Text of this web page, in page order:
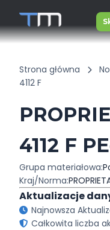
Strona główna
4112 F
4112 F
Grupa materiałowa:
Kraj/Norma:
Aktualizacje
Najnowsza
Całkowita liczba